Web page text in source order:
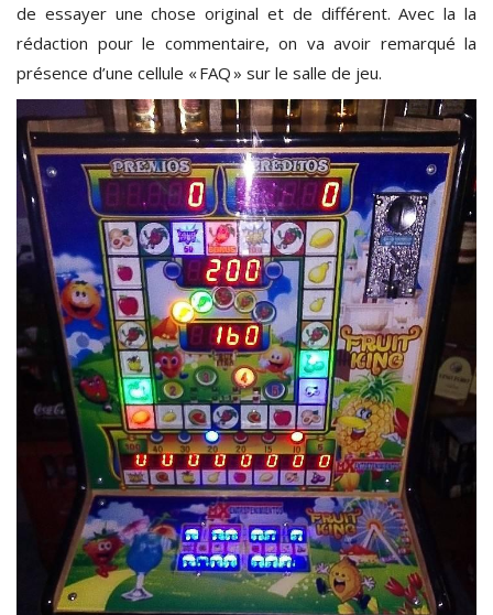
de essayer une chose original et de différent. Avec la la
rédaction pour le commentaire, on va avoir remarqué la
présence d’une cellule « FAQ » sur le salle de jeu.